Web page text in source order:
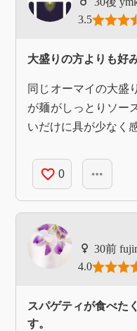
3.5
大盛りの方よりも好
同じオーマイの大盛
が麺がしっとりソー
いだけに具が少なく
favorite_border 0 more_horiz
4.0
スパゲティが食べた
す。